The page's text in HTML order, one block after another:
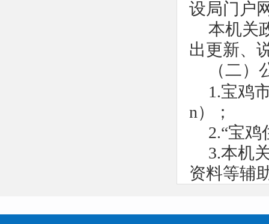
设局门户
本机关
出更新、
（二）
1.宝鸡
n）；
2.“宝鸡
3.本机
资料等辅
建设局办